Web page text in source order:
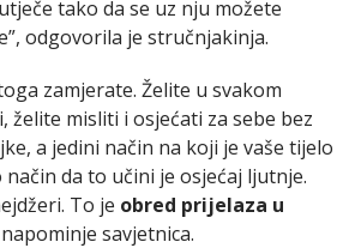
tako da se uz nju možete
odgovorila je stručnjakinja.
zamjerate. Želite u svakom
želite misliti i osjećati za sebe bez
a jedini način na koji je vaše tijelo
da to učini je osjećaj ljutnje.
To je obred prijelaza u
napominje savjetnica.